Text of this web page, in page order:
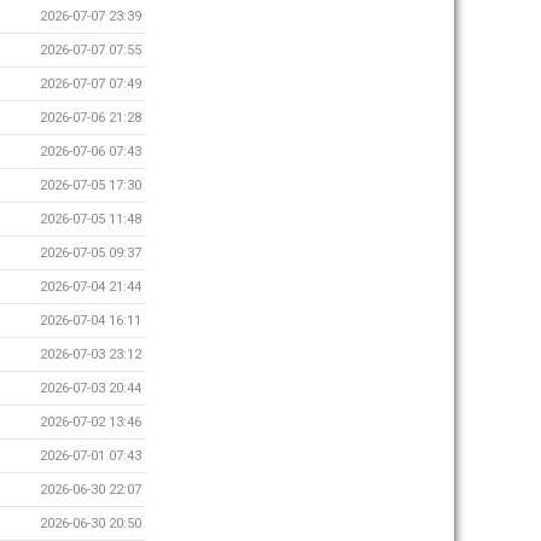
2026-07-07 23:39
2026-07-07 07:55
2026-07-07 07:49
2026-07-06 21:28
2026-07-06 07:43
2026-07-05 17:30
2026-07-05 11:48
2026-07-05 09:37
2026-07-04 21:44
2026-07-04 16:11
2026-07-03 23:12
2026-07-03 20:44
2026-07-02 13:46
2026-07-01 07:43
2026-06-30 22:07
2026-06-30 20:50